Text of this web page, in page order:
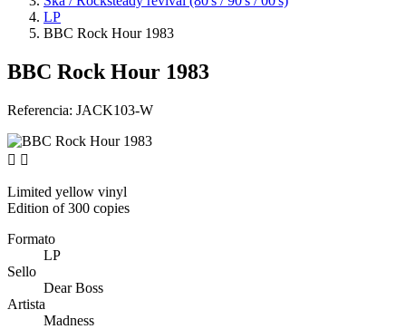
LP
BBC Rock Hour 1983
BBC Rock Hour 1983
Referencia: JACK103-W
 
Limited yellow vinyl
Edition of 300 copies
Formato
LP
Sello
Dear Boss
Artista
Madness